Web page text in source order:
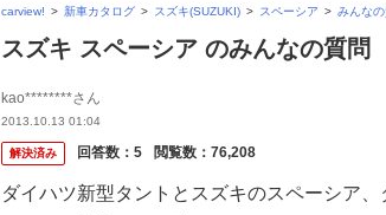
carview! 新車カタログ スズキ(SUZUKI) スペーシア みんな
スズキ スペーシア のみんなの質問
kao********さん
2013.10.13 01:04
解決済み 回答数： 5 閲覧数： 76,208
ダイハツ新型タントとスズキのスペーシア、